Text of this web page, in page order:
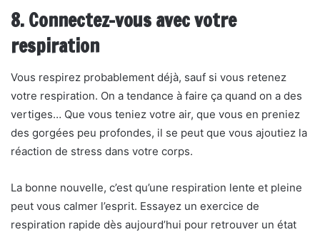
8. Connectez-vous avec votre
respiration
Vous respirez probablement déjà, sauf si vous retenez
votre respiration. On a tendance à faire ça quand on a des
vertiges… Que vous teniez votre air, que vous en preniez
des gorgées peu profondes, il se peut que vous ajoutiez la
réaction de stress dans votre corps.
La bonne nouvelle, c’est qu’une respiration lente et pleine
peut vous calmer l’esprit. Essayez un exercice de
respiration rapide dès aujourd’hui pour retrouver un état